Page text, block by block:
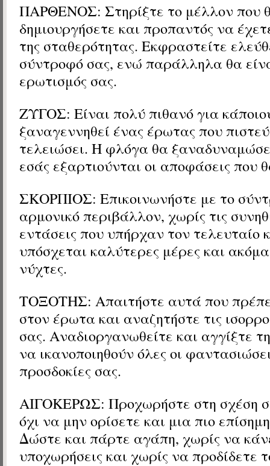
ΠΑΡΘΕΝΟΣ: Στηρίξτε το μέλλον που
δημιουργήσετε και προπαντός να
της σταθερότητας. Εκφραστείτε
σύντροφό σας, ενώ παράλληλα θα
ερωτισμός σας.
ΖΥΓΟΣ: Είναι πολύ πιθανό για
ξαναγεννηθεί ένας έρωτας που
τελειώσει. Η φλόγα θα
εσάς εξαρτιούνται οι αποφάσεις που
ΣΚΟΡΠΙΟΣ: Επικοινωνήστε με το
αρμονικό περιβάλλον, χωρίς τις
εντάσεις που υπήρχαν τον τελευταίο
υπόσχεται καλύτερες μέρες και
νύχτες.
ΤΟΞΟΤΗΣ: Απαιτήστε αυτά που
στον έρωτα και αναζητήστε τις
σας. Αναδιοργανωθείτε και αγγίξτε
να ικανοποιηθούν όλες οι
προσδοκίες σας.
ΑΙΓΟΚΕΡΩΣ: Προχωρήστε στη σχέση
όχι να μην ορίσετε και μια πιο
Δώστε και πάρτε αγάπη, χωρίς να
υποχωρήσεις και χωρίς να προδίδετε